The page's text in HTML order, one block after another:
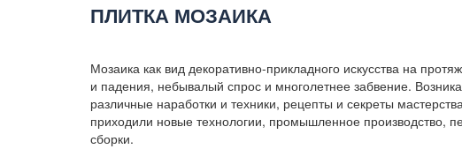
ПЛИТКА МОЗАИКА
Мозаика как вид декоративно-прикладного искусства на
и падения, небывалый спрос и многолетнее забвение.
различные наработки и техники, рецепты и секреты
приходили новые технологии, промышленное производство,
сборки.